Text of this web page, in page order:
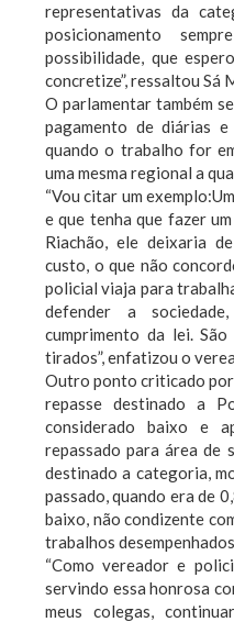
representativas da
posicionamento
possibilidade, que
concretize”, ressaltou Sá
O parlamentar também
pagamento de diárias
quando o trabalho for
uma mesma regional a
“Vou citar um
e que tenha que fazer
Riachão, ele deixaria
custo, o que não
policial viaja para
defender a
cumprimento da lei.
tirados”, enfatizou o
Outro ponto criticado por
repasse destinado a
considerado baixo e
repassado para área de
destinado a categoria,
passado, quando era de
baixo, não condizente
trabalhos
“Como vereador e
servindo essa honrosa
meus colegas,